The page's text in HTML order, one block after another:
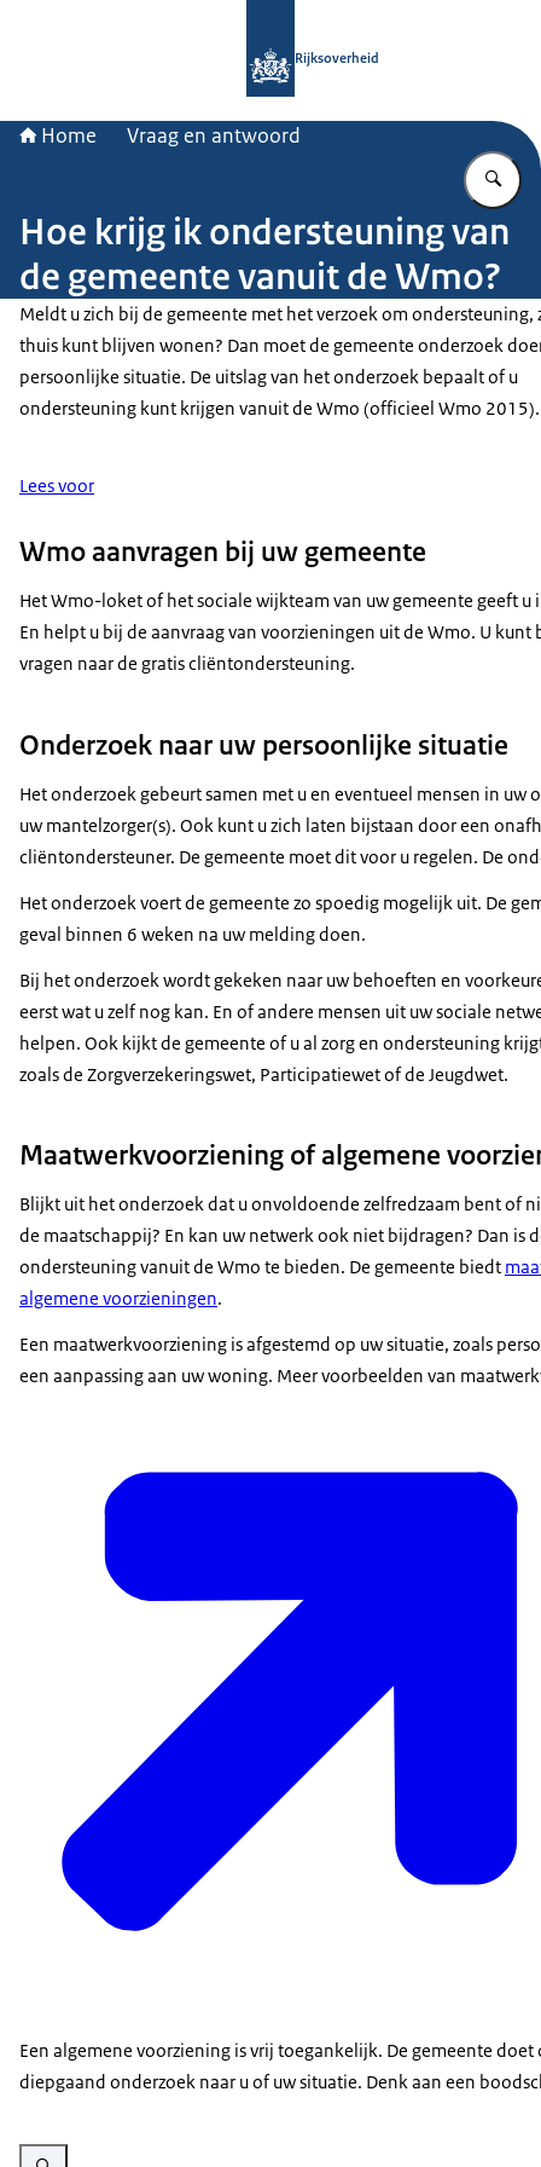
Rijksoverheid
Home Vraag en antwoord
Hoe krijg ik ondersteuning van
de gemeente vanuit de Wmo?
Meldt u zich bij de gemeente met het verzoek om ondersteuning,
thuis kunt blijven wonen? Dan moet de gemeente onderzoek
persoonlijke situatie. De uitslag van het onderzoek bepaalt of u
ondersteuning kunt krijgen vanuit de Wmo (officieel Wmo 2015).
Lees voor
Wmo aanvragen bij uw gemeente
Het Wmo-loket of het sociale wijkteam van uw gemeente geeft
En helpt u bij de aanvraag van voorzieningen uit de Wmo. U kunt
vragen naar de gratis cliëntondersteuning.
Onderzoek naar uw persoonlijke situatie
Het onderzoek gebeurt samen met u en eventueel mensen in uw
uw mantelzorger(s). Ook kunt u zich laten bijstaan door een
cliëntondersteuner. De gemeente moet dit voor u regelen. De
Het onderzoek voert de gemeente zo spoedig mogelijk uit. De
geval binnen 6 weken na uw melding doen.
Bij het onderzoek wordt gekeken naar uw behoeften en
eerst wat u zelf nog kan. En of andere mensen uit uw sociale
helpen. Ook kijkt de gemeente of u al zorg en ondersteuning
zoals de Zorgverzekeringswet, Participatiewet of de Jeugdwet.
Maatwerkvoorziening of algemene
Blijkt uit het onderzoek dat u onvoldoende zelfredzaam bent of
de maatschappij? En kan uw netwerk ook niet bijdragen? Dan is
ondersteuning vanuit de Wmo te bieden. De gemeente biedt
algemene voorzieningen.
Een maatwerkvoorziening is afgestemd op uw situatie, zoals
een aanpassing aan uw woning. Meer voorbeelden van
Een algemene voorziening is vrij toegankelijk. De gemeente doet
diepgaand onderzoek naar u of uw situatie. Denk aan een
Vergroot afbeelding Infographic Wet maatschappelijke ondersteuning